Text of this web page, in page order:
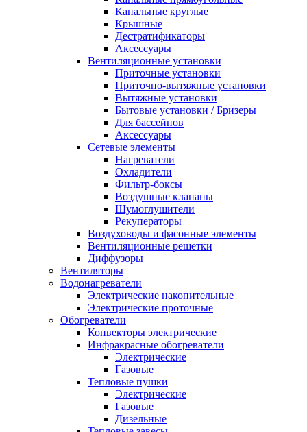
Канальные круглые
Крышные
Дестратификаторы
Аксессуары
Вентиляционные установки
Приточные установки
Приточно-вытяжные установки
Вытяжные установки
Бытовые установки / Бризеры
Для бассейнов
Аксессуары
Сетевые элементы
Нагреватели
Охладители
Фильтр-боксы
Воздушные клапаны
Шумоглушители
Рекуператоры
Воздуховоды и фасонные элементы
Вентиляционные решетки
Диффузоры
Вентиляторы
Водонагреватели
Электрические накопительные
Электрические проточные
Обогреватели
Конвекторы электрические
Инфракрасные обогреватели
Электрические
Газовые
Тепловые пушки
Электрические
Газовые
Дизельные